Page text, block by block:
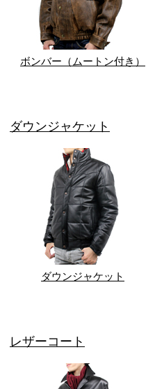
ボンバー（ムートン付き）
ダウンジャケット
ダウンジャケット
レザーコート